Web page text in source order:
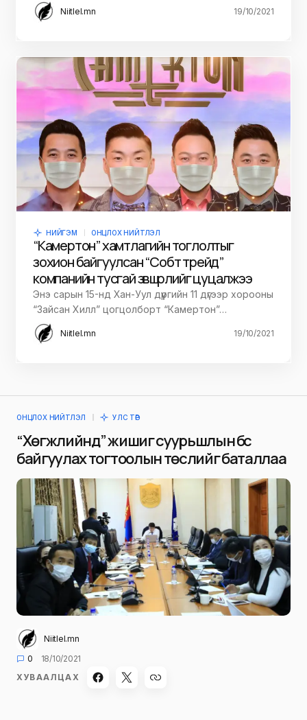
Niitlel.mn 19/10/2021
НИЙГЭМ ОНЦЛОХ НИЙТЛЭЛ
“Камертон” хамтлагийн тоглолтыг
зохион байгуулсан “Собт трейд”
компанийн тусгай зөвшөөрлийг цуцалжээ
Энэ сарын 15-нд Хан-Уул дүүргийн 11 дүгээр хорооны
“Зайсан Хилл” цогцолборт “Камертон”…
Niitlel.mn 19/10/2021
ОНЦЛОХ НИЙТЛЭЛ УЛС ТӨР
“Хөгжлийн үүд” жишиг суурьшлын бүс
байгуулах тогтоолын төслийг баталлаа
Niitlel.mn
0
18/10/2021
ХУВААЛЦАХ